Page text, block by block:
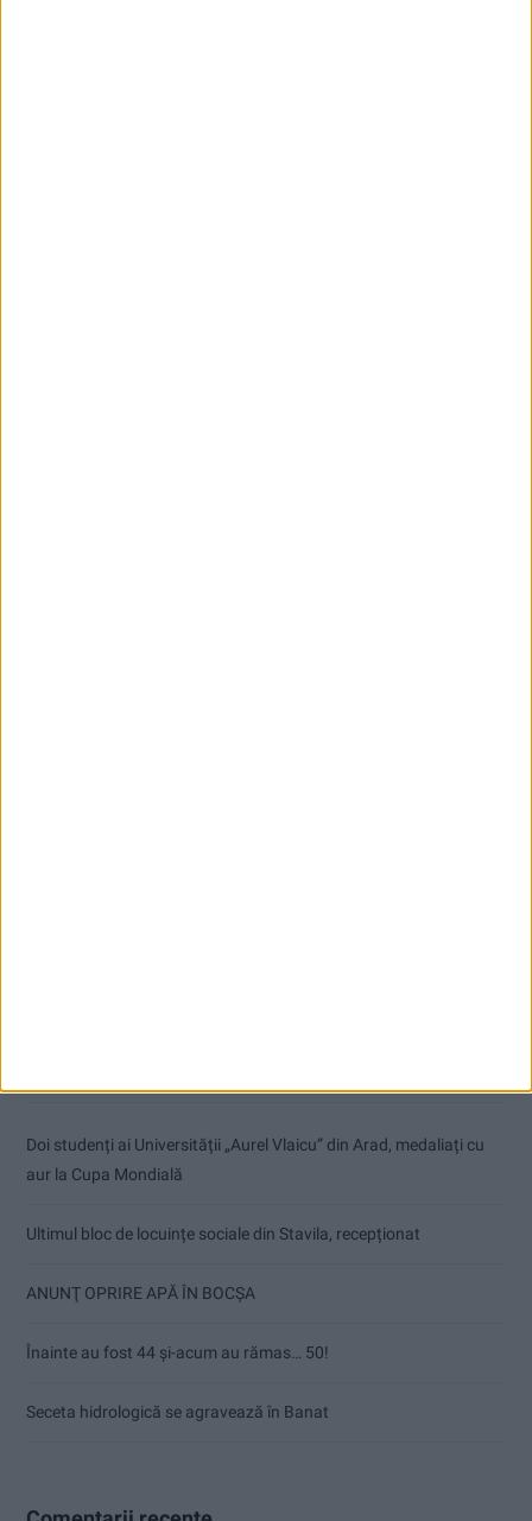
Doi studenți ai Universității „Aurel Vlaicu” din Arad, medaliați cu
aur la Cupa Mondială
Ultimul bloc de locuințe sociale din Stavila, recepționat
ANUNŢ OPRIRE APĂ ÎN BOCȘA
Înainte au fost 44 și-acum au rămas… 50!
Seceta hidrologică se agravează în Banat